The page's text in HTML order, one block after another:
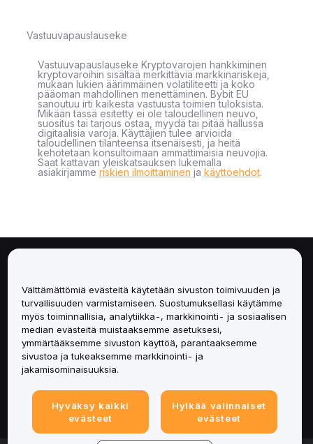
Vastuuvapauslauseke
Vastuuvapauslauseke Kryptovarojen hankkiminen
kryptovaroihin sisältää merkittäviä markkinariskejä,
mukaan lukien äärimmäinen volatiliteetti ja koko
pääoman mahdollinen menettäminen. Bybit EU
sanoutuu irti kaikesta vastuusta toimien tuloksista.
Mikään tässä esitetty ei ole taloudellinen neuvo,
suositus tai tarjous ostaa, myydä tai pitää hallussa
digitaalisia varoja. Käyttäjien tulee arvioida
taloudellinen tilanteensa itsenäisesti, ja heitä
kehotetaan konsultoimaan ammattimaisia neuvojia.
Saat kattavan yleiskatsauksen lukemalla
asiakirjamme riskien ilmoittaminen ja käyttöehdot.
Palvelut
Tuki
Tuotteet
Lakiasiat
Välttämättömiä evästeitä käytetään sivuston toimivuuden ja
turvallisuuden varmistamiseen. Suostumuksellasi käytämme
myös toiminnallisia, analytiikka-, markkinointi- ja sosiaalisen
median evästeitä muistaaksemme asetuksesi,
ymmärtääksemme sivuston käyttöä, parantaaksemme
sivustoa ja tukeaksemme markkinointi- ja
jakamisominaisuuksia.
Hyväksy kaikki
evästeet
Hylkää valinnaiset
evästeet